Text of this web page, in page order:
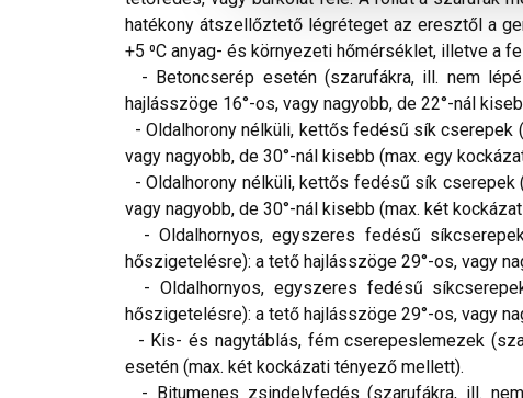
hatékony átszellőztető légréteget az eresztől a
+5 ⁰C anyag- és környezeti hőmérséklet, illetve a
- Betoncserép esetén (szarufákra, ill. nem
hajlásszöge 16°-os, vagy nagyobb, de 22°-nál
- Oldalhorony nélküli, kettős fedésű sík
vagy nagyobb, de 30°-nál kisebb (max. egy
- Oldalhorony nélküli, kettős fedésű sík
vagy nagyobb, de 30°-nál kisebb (max. két
- Oldalhornyos, egyszeres fedésű
hőszigetelésre): a tető hajlásszöge 29°-os, vagy
- Oldalhornyos, egyszeres fedésű
hőszigetelésre): a tető hajlásszöge 29°-os, vagy
- Kis- és nagytáblás, fém cserepeslemezek
esetén (max. két kockázati tényező mellett).
- Bitumenes zsindelyfedés (szarufákra, ill.